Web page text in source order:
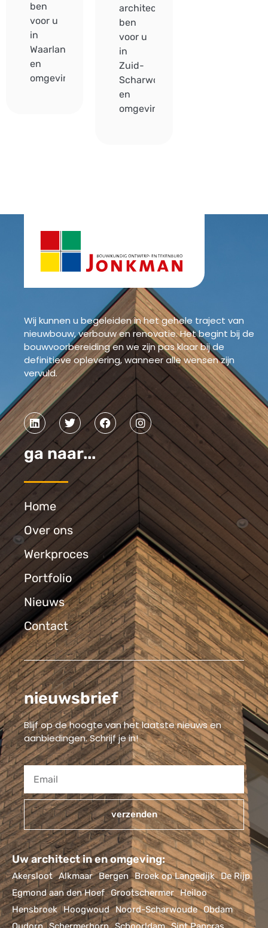
ben
voor u
in
Waarland
en
omgeving.
architect
ben
voor u
in
Zuid-
Scharwoude
en
omgeving.
Wij kunnen u begeleiden in het gehele traject van
nieuwbouw, verbouw en renovatie. Het begint bij de
bouwvoorbereiding en we zijn pas klaar bij de
definitieve oplevering, wanneer alle wensen zijn
vervuld.
ga naar...
Home
Over ons
Werkproces
Portfolio
Nieuws
Contact
nieuwsbrief
Blijf op de hoogte van het laatste nieuws en
aanbiedingen. Schrijf je in!
verzenden
Alternative:
Uw architect in en omgeving:
Akersloot Alkmaar Bergen Broek op Langedijk De Rijp
Egmond aan den Hoef Grootschermer Heiloo
Hensbroek Hoogwoud Noord-Scharwoude Obdam